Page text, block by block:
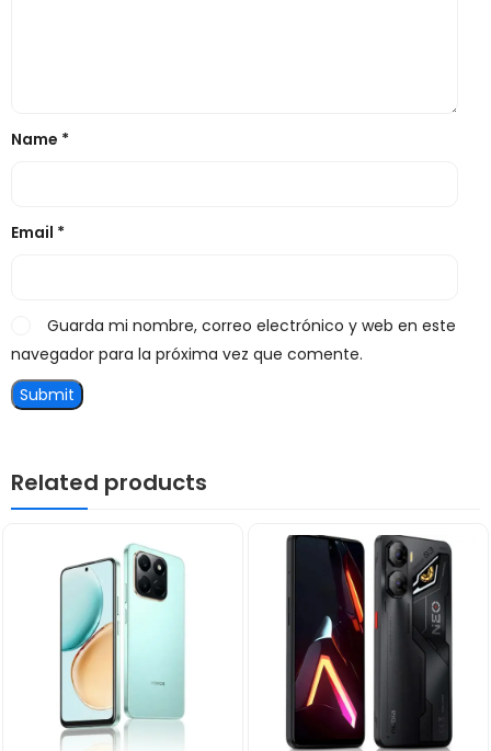
Name *
Email *
Guarda mi nombre, correo electrónico y web en este
navegador para la próxima vez que comente.
Related products